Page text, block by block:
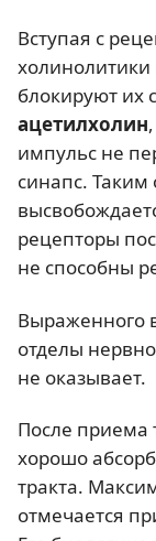
Вступая с
холинолитики
блокируют их
ацетилхолин
импульс не
синапс.
рецепторы
не способны
Выраженного
отделы
не оказывает.
После приема
хорошо
тракта.
отмечается